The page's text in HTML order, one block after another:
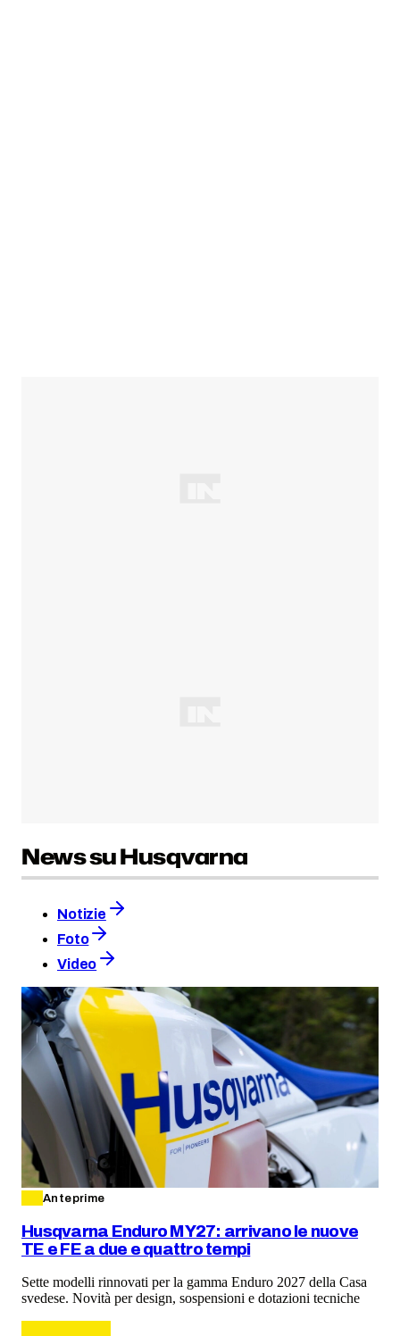
News su Husqvarna
Notizie
Foto
Video
Anteprime
Husqvarna Enduro MY27: arrivano le nuove
TE e FE a due e quattro tempi
Sette modelli rinnovati per la gamma Enduro 2027 della Casa
svedese. Novità per design, sospensioni e dotazioni tecniche